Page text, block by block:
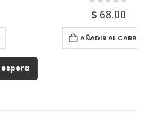
out of 5
68.00
AÑADIR AL CARRITO